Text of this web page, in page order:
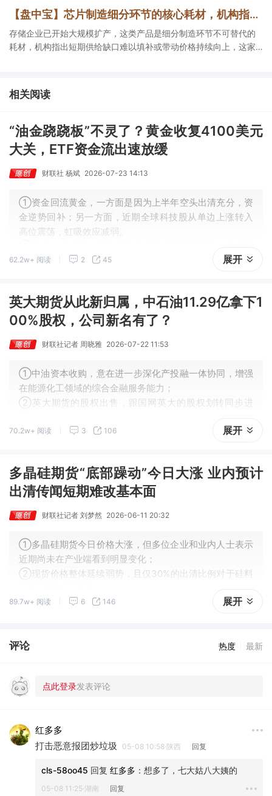
【盘中宝】芯片制造细分环节的核心耗材，机构指出短期供给缺口难以填补，或带动这类产品价格持续向上，这家公司拥有相关产能
存储企业已开始大规模扩产，这类产品是细分制造环节不可替代的
耗材，机构指出短期供给缺口难以填补或带动价格持续向上，这家
相关阅读
“油金跷跷板”不灵了？黄金收复4100美元
大关，ETF资金流出速放缓
财联社 杨斌 2026-07-23 14:13
①资金回流黄金，一方面是因为上半年空头出清充分，资
金逆势回补；另一方面，近期全球科技股从单边上涨转入
高位震荡，虹吸效应减弱。
口尚未开启，趋势性上涨或需等到9月之后，核心变量在于
62.2w+ 阅读 2 45 展开
英大期货从此新归属，中石油11.29亿拿下1
00%股权，公司新名有了？
财联社记者 周晓雅 2026-07-22 11:53
①中油资本收购，意在进一步深化产投融一体协同，增强
在能源化工领域的综合金融服务能力；
②英大期货的股权出售，跟国网英大的股权划转同步进
③随着新一轮股权变更落地，英大期货或迎来发展新机
70.2w+ 阅读 3 106 展开
多晶硅期货“底部躁动”今日大涨 业内预计
出清传闻短期难改基本面
财联社记者 刘梦然 2026-06-11 20:32
①多晶硅期货今日价格大涨，但多位企业和业内人士表示
近期尚未在产业端看到明显变化；
②现货价格整体延续弱势，且仅30%的出清比例对于硅料
89.7w+ 阅读 6 146 展开
评论 热度 最新
红多多
打击恶意报团炒垃圾
05-08 10:58·陕西 回复
cls-58oo45 回复 红多多 ： 想多了，七大姑八大姨的
05-08 11:25·湖南 回复